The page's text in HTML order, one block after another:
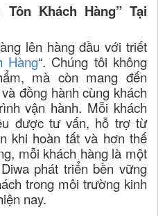
Khách Hàng” Tại
lên hàng đầu với triết
Hàng“. Chúng tôi không
mà còn mang đến
đồng hành cùng khách
vận hành. Mỗi khách
được tư vấn, hỗ trợ từ
khi hoàn tất và hơn thế
mỗi khách hàng là một
phát triển bền vững
trong môi trường kinh
nay.